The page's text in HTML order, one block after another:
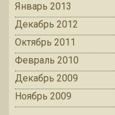
Январь 2013
Декабрь 2012
Октябрь 2011
Февраль 2010
Декабрь 2009
Ноябрь 2009